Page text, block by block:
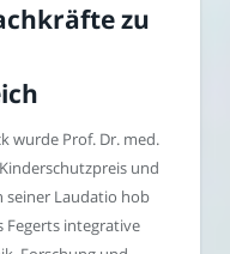
zu
wurde Prof. Dr. med.
und
seiner Laudatio hob
Fegerts integrative